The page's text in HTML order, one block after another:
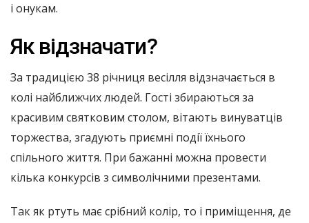
і онукам.
Як відзначати?
За традицією 38 річниця весілля відзначається в
колі найближчих людей. Гості збираються за
красивим святковим столом, вітають винуватців
торжества, згадують приємні події їхнього
спільного життя. При бажанні можна провести
кілька конкурсів з символічними презентами.
Так як ртуть має срібний колір, то і приміщення, де